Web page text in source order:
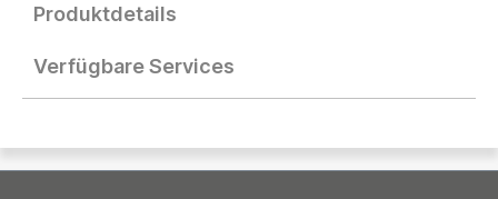
Produktdetails
Verfügbare Services